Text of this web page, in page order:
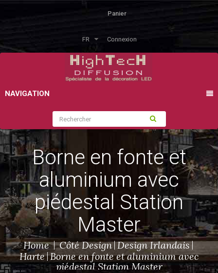
Panier
FR Connexion
NAVIGATION
Borne en fonte et
aluminium avec
piédestal Station
Master
Home Côté Design Design Irlandais
Harte Borne en fonte et aluminium avec
piédestal Station Master